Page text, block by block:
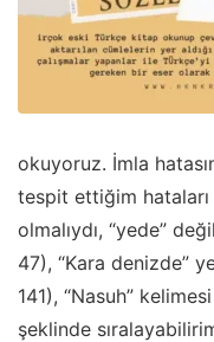
okuyoruz. İmla
tespit ettiğim hataları
olmalıydı, “yede”
47), “Kara denizde”
141), “Nasuh”
şeklinde